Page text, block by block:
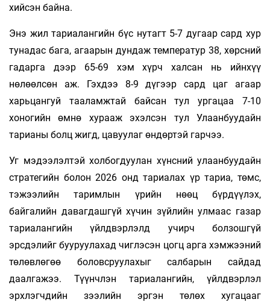
хийсэн байна.
Энэ жил тариалангийн бүс нутагт 5-7 дугаар сард хур
тунадас бага, агаарын дундаж температур 38, хөрсний
гадарга дээр 65-69 хэм хүрч халсан нь ийнхүү
нөлөөлсөн аж. Гэхдээ 8-9 дүгээр сард цаг агаар
харьцангуй тааламжтай байсан тул ургацаа 7-10
хоногийн өмнө хурааж эхэлсэн тул Улаанбуудайн
тарианы болц жигд, цавуулаг өндөртэй гарчээ.
Уг мэдээлэлтэй холбогдуулан хүнсний улаанбуудайн
стратегийн болон 2026 онд тариалах үр тариа, төмс,
тэжээлийн таримлын үрийн нөөц бүрдүүлэх,
байгалийн давагдашгүй хүчин зүйлийн улмаас газар
тариалангийн үйлдвэрлэлд учирч болзошгүй
эрсдэлийг бууруулахад чиглэсэн цогц арга хэмжээний
төлөвлөгөө боловсруулахыг салбарын сайдад
даалгажээ. Түүнчлэн тариалангийн, үйлдвэрлэл
эрхлэгчдийн зээлийн эргэн төлөх хугацааг